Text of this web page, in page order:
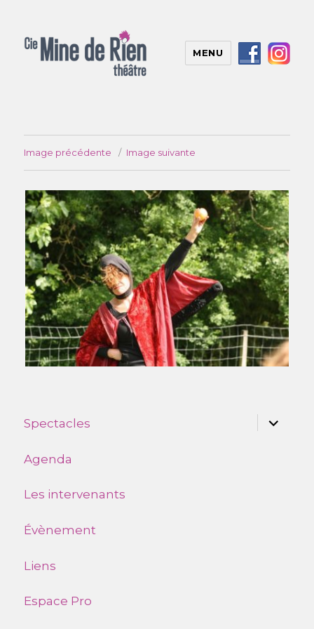
MENU
Image précédente Image suivante
Spectacles
ouvrir
le
Agenda
Les intervenants
Évènement
Liens
Espace Pro